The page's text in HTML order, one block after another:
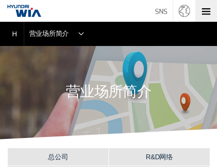
营业场所简介
H 营业场所简介
总公司 R&D网络